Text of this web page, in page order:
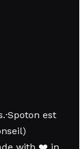
.·Spoton est